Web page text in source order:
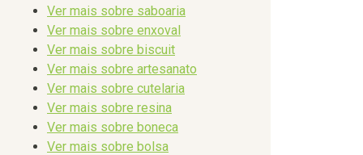
Ver mais sobre saboaria
Ver mais sobre enxoval
Ver mais sobre biscuit
Ver mais sobre artesanato
Ver mais sobre cutelaria
Ver mais sobre resina
Ver mais sobre boneca
Ver mais sobre bolsa